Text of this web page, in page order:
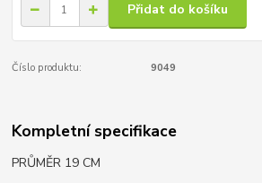
Přidat do košíku
Číslo produktu: 9049
Kompletní specifikace
PRŮMĚR 19 CM